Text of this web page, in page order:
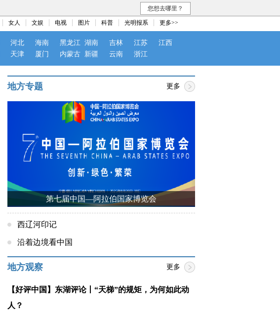
您想去哪里？
女人 文娱 电视 图片 科普 光明报系 更多>>
河北 海南 黑龙江 湖南 吉林 江苏
江西
天津 厦门 内蒙古 新疆 云南 浙江
地方专题 更多
第七届中国—阿拉伯国家博览会
西辽河印记
沿着边境看中国
地方观察 更多
【好评中国】东湖评论丨“天梯”的规矩，为何如此动
人？